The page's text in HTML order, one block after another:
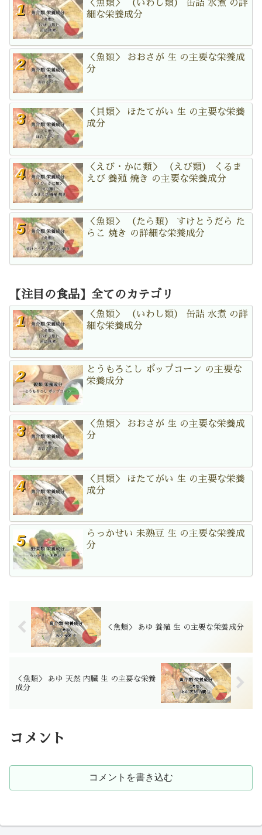
＜魚類＞ （いわし類） 缶詰 水煮 の詳
細な栄養成分
＜魚類＞ おおさが 生 の主要な栄養成
分
＜貝類＞ ほたてがい 生 の主要な栄養
成分
＜えび・かに類＞ （えび類） くるま
えび 養殖 焼き の主要な栄養成分
＜魚類＞ （たら類） すけとうだら た
らこ 焼き の詳細な栄養成分
【注目の食品】全てのカテゴリ
＜魚類＞ （いわし類） 缶詰 水煮 の詳
細な栄養成分
とうもろこし ポップコーン の主要な
栄養成分
＜魚類＞ おおさが 生 の主要な栄養成
分
＜貝類＞ ほたてがい 生 の主要な栄養
成分
らっかせい 未熟豆 生 の主要な栄養成
分
＜魚類＞ あゆ 養殖 生 の主要な栄養成分
＜魚類＞ あゆ 天然 内臓 生 の主要な栄養
成分
コメント
コメントを書き込む